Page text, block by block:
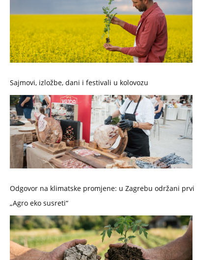
Sajmovi, izložbe, dani i festivali u kolovozu
Odgovor na klimatske promjene: u Zagrebu održani prvi
„Agro eko susreti“